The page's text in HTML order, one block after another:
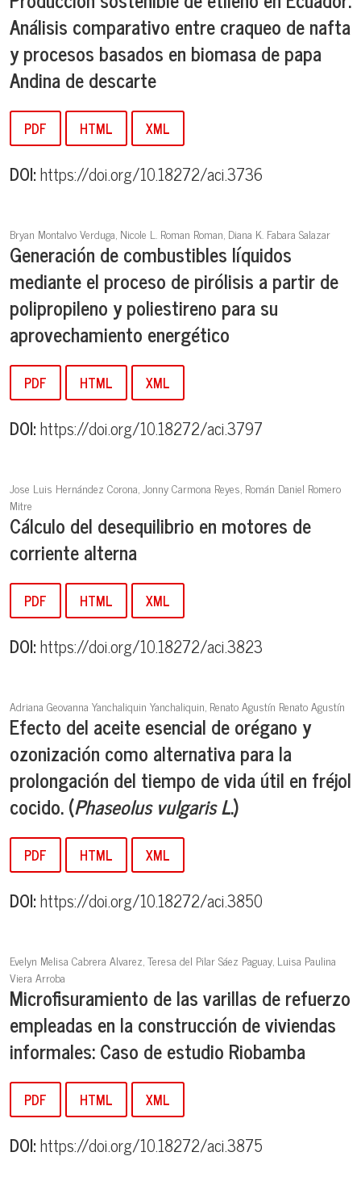
Análisis comparativo entre craqueo de nafta
y procesos basados en biomasa de papa
Andina de descarte
PDF HTML XML
DOI:https://doi.org/10.18272/aci.3736
Bryan Montalvo Verduga, Nicole L. Roman Roman, Diana K. Fabara Salazar
Generación de combustibles líquidos
mediante el proceso de pirólisis a partir de
polipropileno y poliestireno para su
aprovechamiento energético
PDF HTML XML
DOI:https://doi.org/10.18272/aci.3797
Jose Luis Hernández Corona, Jonny Carmona Reyes, Román Daniel Romero
Mitre
Cálculo del desequilibrio en motores de
corriente alterna
PDF HTML XML
DOI:https://doi.org/10.18272/aci.3823
Adriana Geovanna Yanchaliquin Yanchaliquin, Renato Agustín Renato Agustín
Efecto del aceite esencial de orégano y
ozonización como alternativa para la
prolongación del tiempo de vida útil en fréjol
cocido. (Phaseolus vulgaris L.)
PDF HTML XML
DOI:https://doi.org/10.18272/aci.3850
Evelyn Melisa Cabrera Alvarez, Teresa del Pilar Sáez Paguay, Luisa Paulina
Viera Arroba
Microfisuramiento de las varillas de refuerzo
empleadas en la construcción de viviendas
informales: Caso de estudio Riobamba
PDF HTML XML
DOI:https://doi.org/10.18272/aci.3875